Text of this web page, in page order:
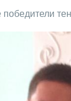
победители